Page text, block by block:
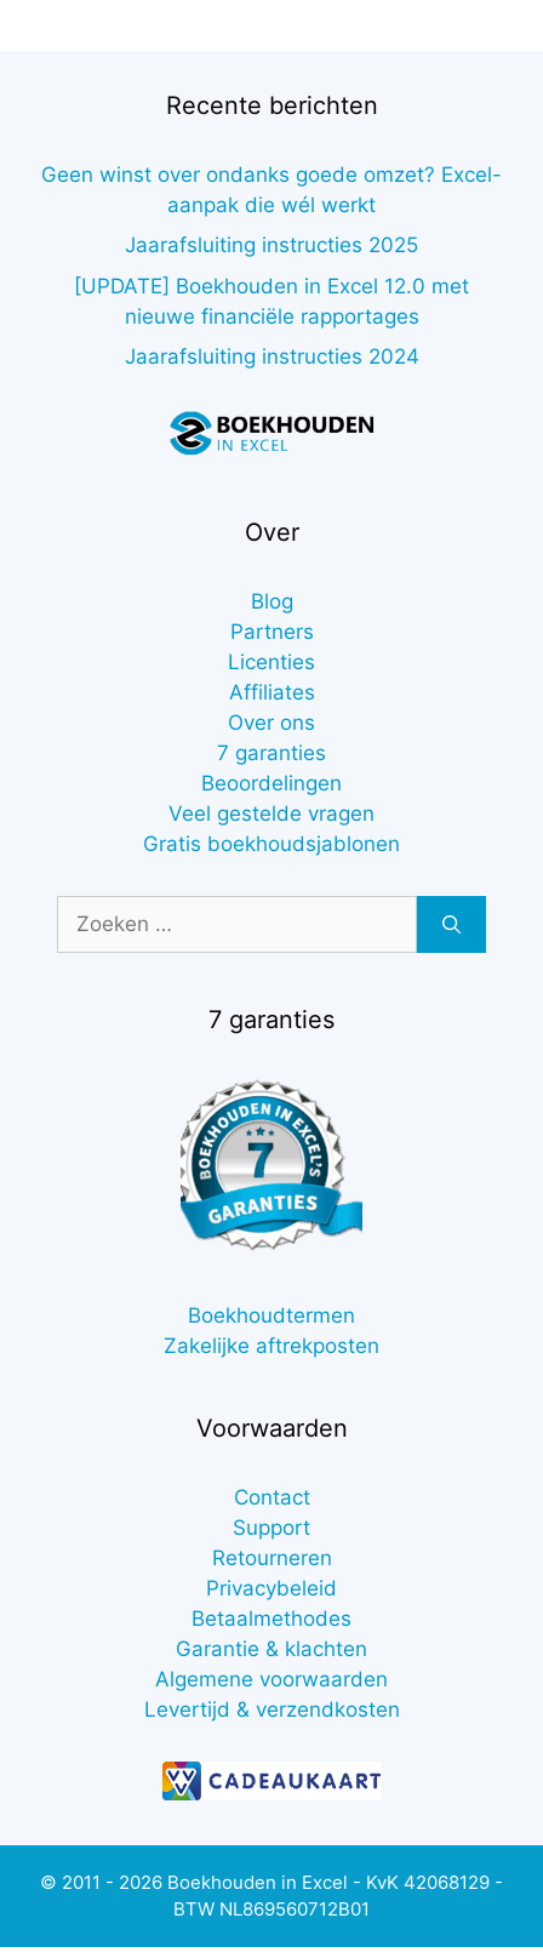
Recente berichten
Geen winst over ondanks goede omzet? Excel-
aanpak die wél werkt
Jaarafsluiting instructies 2025
[UPDATE] Boekhouden in Excel 12.0 met
nieuwe financiële rapportages
Jaarafsluiting instructies 2024
Over
Blog
Partners
Licenties
Affiliates
Over ons
7 garanties
Beoordelingen
Veel gestelde vragen
Gratis boekhoudsjablonen
Zoek
7 garanties
Boekhoudtermen
Zakelijke aftrekposten
Voorwaarden
Contact
Support
Retourneren
Privacybeleid
Betaalmethodes
Garantie & klachten
Algemene voorwaarden
Levertijd & verzendkosten
© 2011 - 2026 Boekhouden in Excel - KvK 42068129 -
BTW NL869560712B01